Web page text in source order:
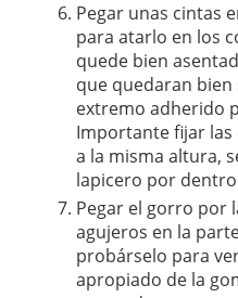
Pegar unas cintas
para atarlo en los
quede bien
que quedaran bien
extremo adherido
Importante fijar las
a la misma altura,
lapicero por
Pegar el gorro por
agujeros en la
probárselo para
apropiado de la